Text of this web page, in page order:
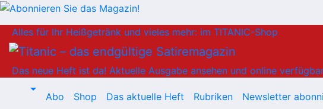
Inhalt
springen
Alles für Ihr Heißgetränk und vieles mehr: im TITANIC-Shop
Das neue Heft ist da! Aktuelle Ausgabe ansehen und online
Abo Shop Das aktuelle Heft Rubriken Newsletter